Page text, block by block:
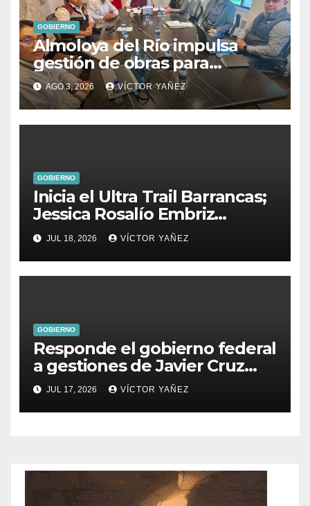
GOBIERNO
Almoloya del Río impulsa
gestión de obras para
fortalecer el desarrollo del
municipio
AGO 3, 2026 VÍCTOR YAÑEZ
GOBIERNO
Inicia el Ultra Trail Barrancas;
Jessica Rosalío Embriz
impulsa el deporte y el
turismo en Ixtapan de la Sal
JUL 18, 2026 VÍCTOR YAÑEZ
GOBIERNO
Responde el gobierno federal
a gestiones de Javier Cruz
Jaramillo
JUL 17, 2026 VÍCTOR YAÑEZ